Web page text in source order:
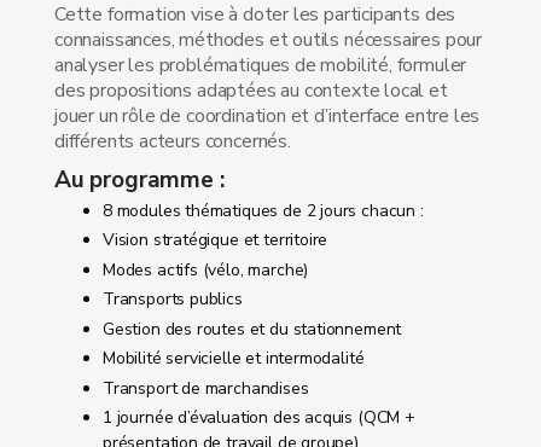
Cette formation vise à doter les participants des
connaissances, méthodes et outils nécessaires pour
analyser les problématiques de mobilité, formuler
des propositions adaptées au contexte local et
jouer un rôle de coordination et d’interface entre les
différents acteurs concernés.
Au programme :
8 modules thématiques de 2 jours chacun :
Vision stratégique et territoire
Modes actifs (vélo, marche)
Transports publics
Gestion des routes et du stationnement
Mobilité servicielle et intermodalité
Transport de marchandises
1 journée d’évaluation des acquis (QCM +